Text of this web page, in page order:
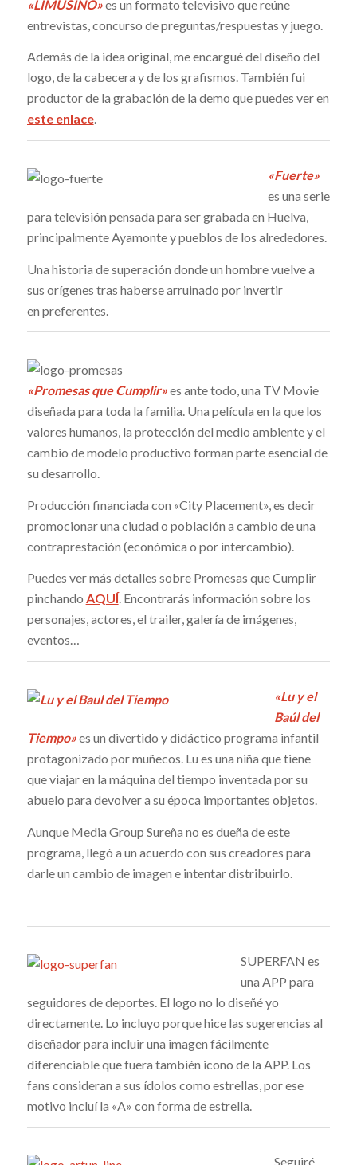
«LIMUSINO»es un formato televisivo que reúne
entrevistas, concurso de preguntas/respuestas y juego.
Además de la idea original, me encargué del diseño del
logo, de la cabecera y de los grafismos. También fui
productor de la grabación de la demo que puedes ver en
este enlace.
«Fuerte»
es una serie
para televisión pensada para ser grabada en Huelva,
principalmente Ayamonte y pueblos de los alrededores.
Una historia de superación donde un hombre vuelve a
sus orígenes tras haberse arruinado por invertir
en preferentes.
«Promesas que Cumplir»es ante todo, una TV Movie
diseñada para toda la familia. Una película en la que los
valores humanos, la protección del medio ambiente y el
cambio de modelo productivo forman parte esencial de
su desarrollo.
Producción financiada con «City Placement», es decir
promocionar una ciudad o población a cambio de una
contraprestación (económica o por intercambio).
Puedes ver más detalles sobre Promesas que Cumplir
pinchando AQUÍ. Encontrarás información sobre los
personajes, actores, el trailer, galería de imágenes,
eventos…
«Lu y el
Baúl del
Tiempo»es un divertido y didáctico programa infantil
protagonizado por muñecos. Lu es una niña que tiene
que viajar en la máquina del tiempo inventada por su
abuelo para devolver a su época importantes objetos.
Aunque Media Group Sureña no es dueña de este
programa, llegó a un acuerdo con sus creadores para
darle un cambio de imagen e intentar distribuirlo.
SUPERFAN es
una APP para
seguidores de deportes. El logo no lo diseñé yo
directamente. Lo incluyo porque hice las sugerencias al
diseñador para incluir una imagen fácilmente
diferenciable que fuera también icono de la APP. Los
fans consideran a sus ídolos como estrellas, por ese
motivo incluí la «A» con forma de estrella.
Seguiré